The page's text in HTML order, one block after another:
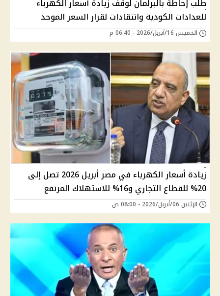
طلب إحاطة بالبرلمان لوقف زيادة أسعار الكهرباء
للعدادات الكودية وانتقادات لقرار السعر الموحد
الخميس 16/أبريل/2026 - 06:40 م
زيادة أسعار الكهرباء في مصر أبريل 2026 تصل إلى
20% للقطاع التجاري و16% للاستهلاك المرتفع
الإثنين 06/أبريل/2026 - 08:00 ص